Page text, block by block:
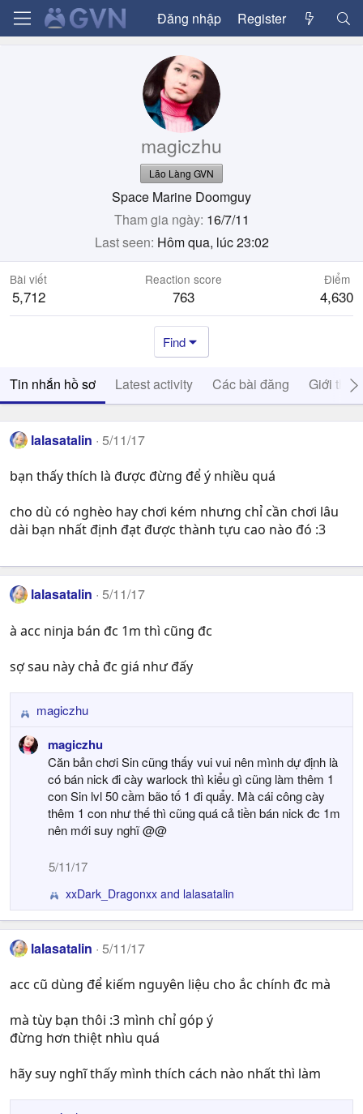
Đăng nhập Register
magiczhu
Lão Làng GVN
Space Marine Doomguy
Tham gia ngày 16/7/11
Last seen Hôm qua, lúc 23:02
Bài viết
5,712
Reaction score
763
Điểm
4,630
Find
Tin nhắn hồ sơ Latest activity Các bài đăng Giới thiệu
lalasatalin 5/11/17
bạn thấy thích là được đừng để ý nhiều quá
cho dù có nghèo hay chơi kém nhưng chỉ cần chơi lâu
dài bạn nhất định đạt được thành tựu cao nào đó :3
lalasatalin 5/11/17
à acc ninja bán đc 1m thì cũng đc
sợ sau này chả đc giá như đấy
R
e
a
magiczhu
magiczhu
Căn bản chơi Sin cũng thấy vui vui nên mình dự định là
có bán nick đi cày warlock thì kiểu gì cũng làm thêm 1
con Sin lvl 50 cầm bão tố 1 đi quẩy. Mà cái công cày
thêm 1 con như thế thì cũng quá cả tiền bán nick đc 1m
nên mới suy nghĩ @@
5/11/17
R
e
a
c
o
s
:
xxDark_Dragonxx and lalasatalin
lalasatalin 5/11/17
acc cũ dùng để kiếm nguyên liệu cho ắc chính đc mà
mà tùy bạn thôi :3 mình chỉ góp ý
đừng hơn thiệt nhìu quá
hãy suy nghĩ thấy mình thích cách nào nhất thì làm